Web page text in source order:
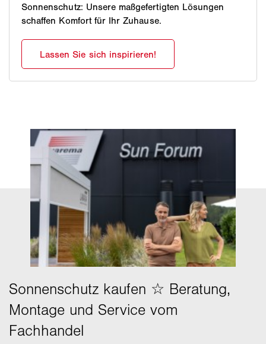
Sonnenschutz: Unsere maßgefertigten Lösungen
schaffen Komfort für Ihr Zuhause.